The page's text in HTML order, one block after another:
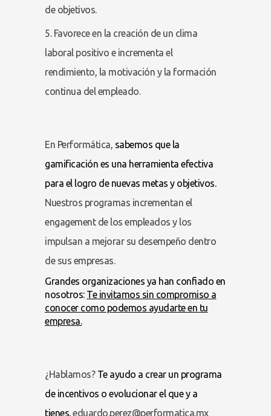
de objetivos.
5. Favorece en la creación de un clima
laboral positivo e incrementa el
rendimiento, la motivación y la formación
continua del empleado.
En Performática, sabemos que la
gamificación es una herramienta efectiva
para el logro de nuevas metas y objetivos.
Nuestros programas incrementan el
engagement de los empleados y los
impulsan a mejorar su desempeño dentro
de sus empresas.
Grandes organizaciones ya han confiado en
nosotros: Te invitamos sin compromiso a
conocer como podemos ayudarte en tu
empresa.
¿Hablamos?Te ayudo a crear un programa
de incentivos o evolucionar el que y a
tienes.eduardo.perez@performatica.mx